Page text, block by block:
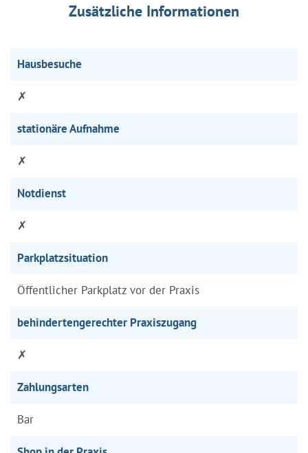
Zusätzliche Informationen
Hausbesuche
✗
stationäre Aufnahme
✗
Notdienst
✗
Parkplatzsituation
Öffentlicher Parkplatz vor der Praxis
behindertengerechter Praxiszugang
✗
Zahlungsarten
Bar